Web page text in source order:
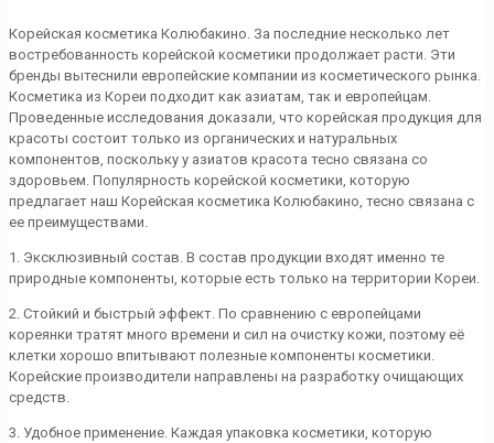
Корейская косметика Колюбакино. За последние несколько лет
востребованность корейской косметики продолжает расти. Эти
бренды вытеснили европейские компании из косметического рынка.
Косметика из Кореи подходит как азиатам, так и европейцам.
Проведенные исследования доказали, что корейская продукция для
красоты состоит только из органических и натуральных
компонентов, поскольку у азиатов красота тесно связана со
здоровьем. Популярность корейской косметики, которую
предлагает наш Корейская косметика Колюбакино, тесно связана с
ее преимуществами.
1. Эксклюзивный состав. В состав продукции входят именно те
природные компоненты, которые есть только на территории Кореи.
2. Стойкий и быстрый эффект. По сравнению с европейцами
кореянки тратят много времени и сил на очистку кожи, поэтому её
клетки хорошо впитывают полезные компоненты косметики.
Корейские производители направлены на разработку очищающих
средств.
3. Удобное применение. Каждая упаковка косметики, которую